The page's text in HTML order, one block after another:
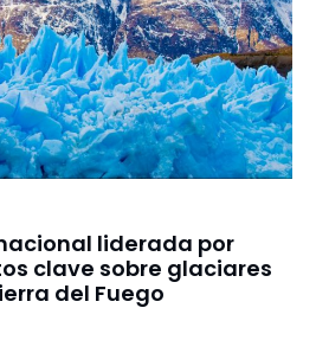
liderada por
clave sobre glaciares
del Fuego